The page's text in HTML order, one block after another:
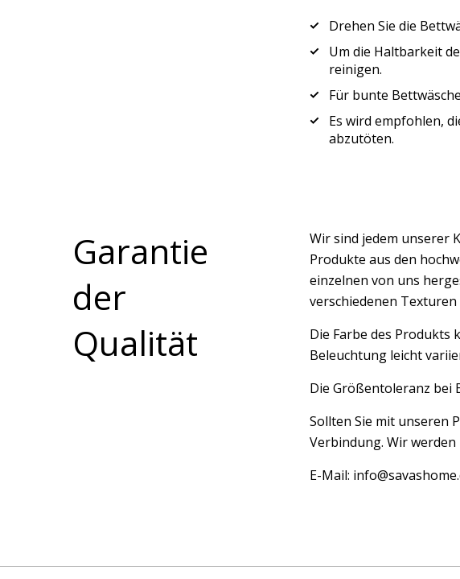
Drehen Sie die
Um die Haltbarkeit
reinigen.
Für bunte
Es wird empfohlen,
abzutöten.
Garantie
der
Qualität
Wir sind jedem unserer
Produkte aus den
einzelnen von uns
verschiedenen
Die Farbe des
Beleuchtung leicht
Die Größentoleranz bei
Sollten Sie mit unseren
Verbindung. Wir
E-Mail: